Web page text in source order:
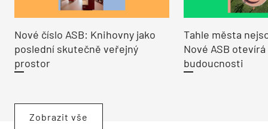
Nové číslo ASB: Knihovny jako
poslední skutečně veřejný
prostor
Tahle města
Nové ASB
budoucnosti
Zobrazit vše